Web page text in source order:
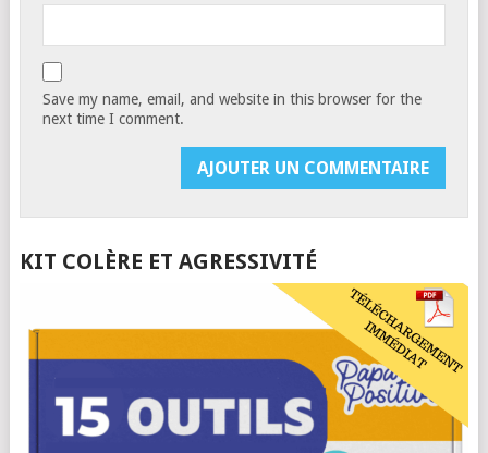
Save my name, email, and website in this browser for the
next time I comment.
KIT COLÈRE ET AGRESSIVITÉ